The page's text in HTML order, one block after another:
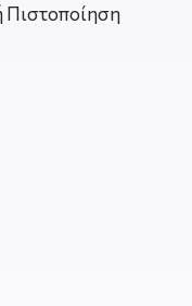
Πιστοποίηση